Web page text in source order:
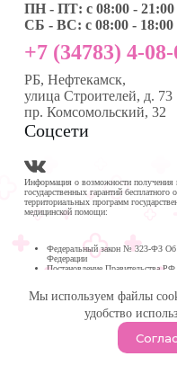
Мы используем файлы
удобство
ПН - ПТ: с 08:00 - 21:00
СБ - ВС: с 08:00 - 18:00
+7 (34783) 4-
РБ, Нефтекамск,
улица Строителей, д. 73
пр. Комсомольский, 32
Соцсети
Информация о возможности
государственных гарантий
территориальных программ
медицинской помощи:
Федеральный закон № 323-ФЗ Об
Федерации
Постановление Правительства
Программа государственных
Республике Башкортостан на
Медика Плюс